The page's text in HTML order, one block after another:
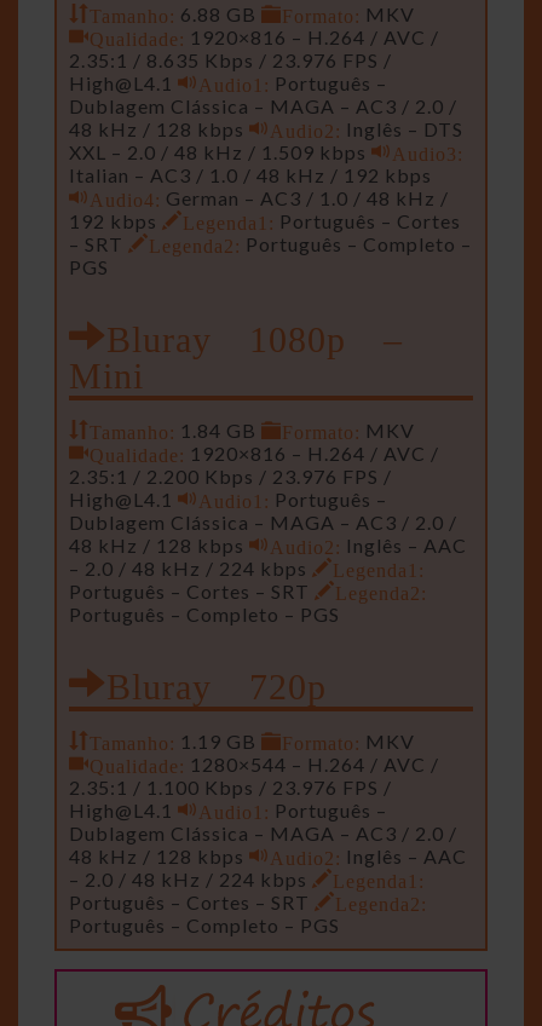
Tamanho: 6.88 GB Formato: MKV
Qualidade: 1920×816 – H.264 / AVC /
2.35:1 / 8.635 Kbps / 23.976 FPS /
High@L4.1
Audio1: Português –
Dublagem Clássica – MAGA – AC3 / 2.0 /
48 kHz / 128 kbps
Audio2: Inglês – DTS
XXL – 2.0 / 48 kHz / 1.509 kbps
Audio3:
Italian – AC3 / 1.0 / 48 kHz / 192 kbps
Audio4: German – AC3 / 1.0 / 48 kHz /
192 kbps
Legenda1: Português – Cortes
– SRT
Legenda2: Português – Completo –
PGS
Bluray 1080p –
Mini
Tamanho: 1.84 GB Formato: MKV
Qualidade: 1920×816 – H.264 / AVC /
2.35:1 / 2.200 Kbps / 23.976 FPS /
High@L4.1
Audio1: Português –
Dublagem Clássica – MAGA – AC3 / 2.0 /
48 kHz / 128 kbps
Audio2: Inglês – AAC
– 2.0 / 48 kHz / 224 kbps
Legenda1:
Português – Cortes – SRT
Legenda2:
Português – Completo – PGS
Bluray 720p
Tamanho: 1.19 GB Formato: MKV
Qualidade: 1280×544 – H.264 / AVC /
2.35:1 / 1.100 Kbps / 23.976 FPS /
High@L4.1
Audio1: Português –
Dublagem Clássica – MAGA – AC3 / 2.0 /
48 kHz / 128 kbps
Audio2: Inglês – AAC
– 2.0 / 48 kHz / 224 kbps
Legenda1:
Português – Cortes – SRT
Legenda2:
Português – Completo – PGS